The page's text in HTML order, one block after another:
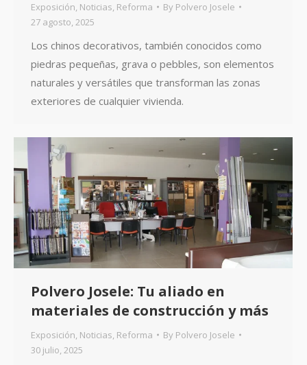
Exposición Noticias Reforma By Polvero Josele
27 agosto, 2025
Los chinos decorativos, también conocidos como
piedras pequeñas, grava o pebbles, son elementos
naturales y versátiles que transforman las zonas
exteriores de cualquier vivienda.
Polvero Josele: Tu aliado en
materiales de construcción y más
Exposición, Noticias, Reforma By Polvero Josele
30 julio, 2025